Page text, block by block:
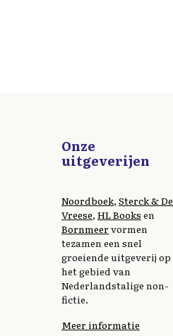
Onze
uitgeverijen
Noordboek, Sterck & De
Vreese, HL Books en
Bornmeervormen
tezamen een snel
groeiende uitgeverij op
het gebied van
Nederlandstalige non-
fictie.
Meer informatie